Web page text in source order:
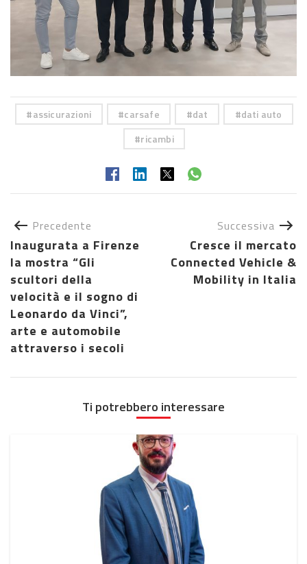
assicurazioni carsafe dat
dati auto
ricambi
Precedente
Inaugurata a Firenze
la mostra “Gli
scultori della
velocità e il sogno di
Leonardo da Vinci”,
arte e automobile
attraverso i secoli
Successiva
Cresce il mercato
Connected Vehicle &
Mobility in Italia
Ti potrebbero interessare